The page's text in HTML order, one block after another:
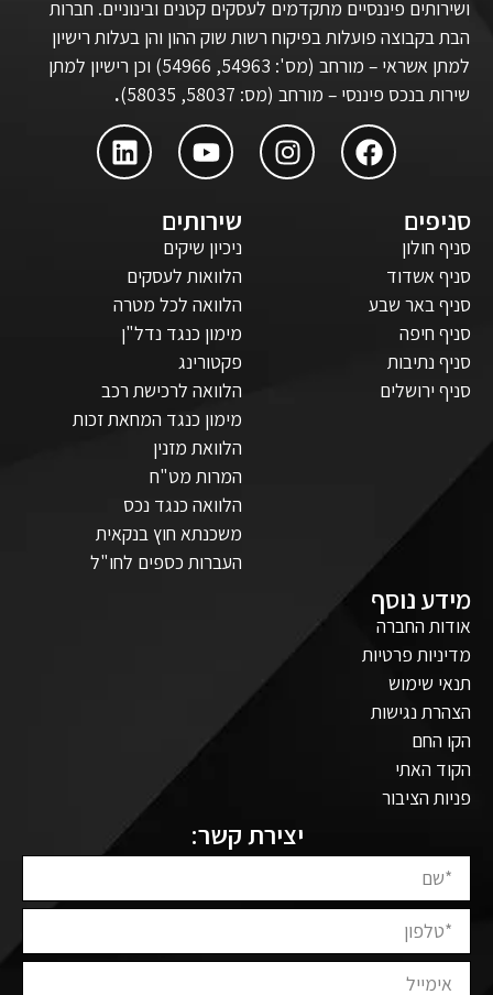
ושירותים פיננסיים מתקדמים לעסקים קטנים ובינוניים. חברות
הבת בקבוצה פועלות בפיקוח רשות שוק ההון והן בעלות רישיון
למתן אשראי – מורחב (מס': 54963, 54966) וכן רישיון למתן
שירות בנכס פיננסי – מורחב (מס: 58037, 58035)
.
סניפים
סניף חולון
סניף אשדוד
סניף באר שבע
סניף חיפה
סניף נתיבות
סניף ירושלים
שירותים
ניכיון שיקים
הלוואות לעסקים
הלוואה לכל מטרה
מימון כנגד נדל"ן
פקטורינג
הלוואה לרכישת רכב
מימון כנגד המחאת זכות
הלוואת מזנין
המרות מט"ח
הלוואה כנגד נכס
משכנתא חוץ בנקאית
העברות כספים לחו"ל
מידע נוסף
אודות החברה
מדיניות פרטיות
תנאי שימוש
הצהרת נגישות
הקו החם
הקוד האתי
פניות הציבור
יצירת קשר: